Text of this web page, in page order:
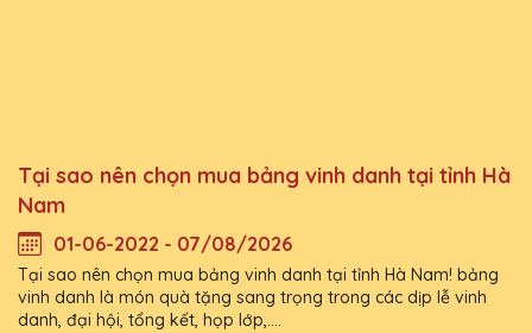
Tại sao nên chọn mua bảng vinh danh tại tỉnh Hà
Nam
01-06-2022 - 07/08/2026
Tại sao nên chọn mua bảng vinh danh tại tỉnh Hà Nam! bảng
vinh danh là món quà tặng sang trọng trong các dịp lễ vinh
danh, đại hội, tổng kết, họp lớp,....